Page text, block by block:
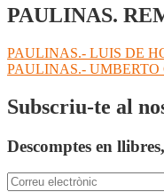
PAULINAS.
Navegació
d'entrades
Entrada
anterior:
PAULINAS.- LUIS DE
Pròxima
PAULINAS.- UMBERTO
Subscriu-te al
Descomptes en